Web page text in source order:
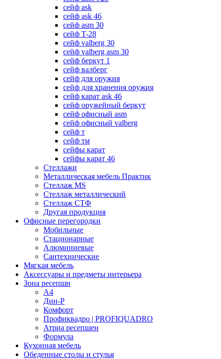
сейф ask
сейф ask 46
сейф asm 30
сейф T-28
сейф valberg 30
сейф valberg asm 30
сейф беркут 1
сейф валберг
сейф для оружия
сейф для хранения оружия
сейф карат ask 46
сейф оружейный беркут
сейф офисный asm
сейф офисный valberg
сейф т
сейф тм
сейфы карат
сейфы карат 46
Стеллажи
Металлическая мебель Практик
Стеллаж MS
Стеллаж металлический
Стеллаж СТФ
Другая продукция
Офисные перегородки
Мобильные
Стационарные
Алюминиевые
Сантехнические
Мягкая мебель
Аксессуары и предметы интерьера
Зона ресепшн
А4
Дин-Р
Комфорт
Профиквадро | PROFIQUADRO
Атриа ресепшен
Формула
Кухонная мебель
Обеденные столы и стулья